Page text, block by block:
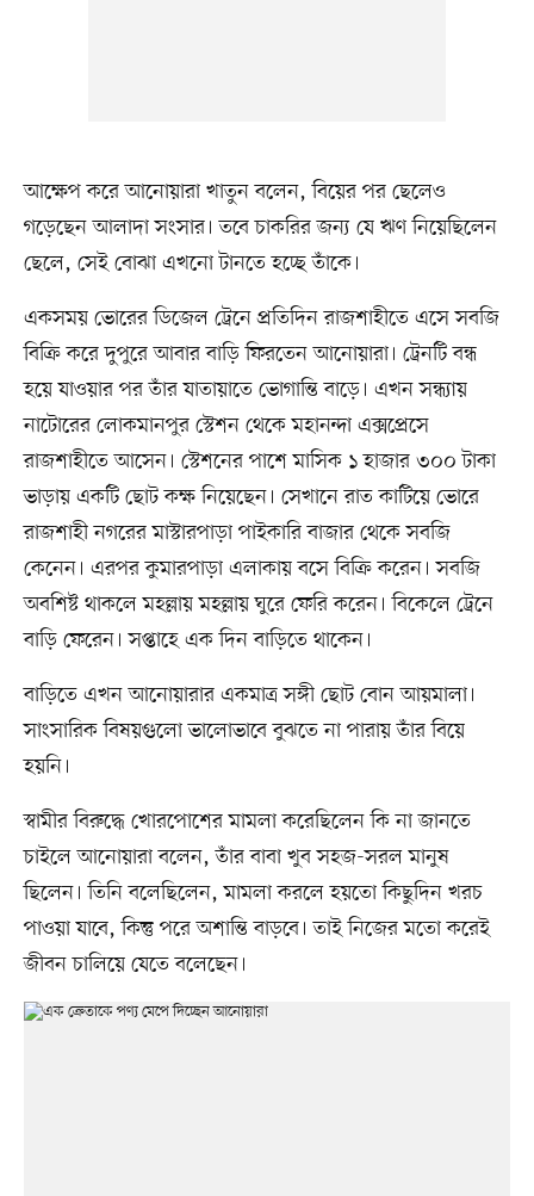
আক্ষেপ করে আনোয়ারা খাতুন বলেন, বিয়ের পর ছেলেও
গড়েছেন আলাদা সংসার। তবে চাকরির জন্য যে ঋণ নিয়েছিলেন
ছেলে, সেই বোঝা এখনো টানতে হচ্ছে তাঁকে।
একসময় ভোরের ডিজেল ট্রেনে প্রতিদিন রাজশাহীতে এসে সবজি
বিক্রি করে দুপুরে আবার বাড়ি ফিরতেন আনোয়ারা। ট্রেনটি বন্ধ
হয়ে যাওয়ার পর তাঁর যাতায়াতে ভোগান্তি বাড়ে। এখন সন্ধ্যায়
নাটোরের লোকমানপুর স্টেশন থেকে মহানন্দা এক্সপ্রেসে
রাজশাহীতে আসেন। স্টেশনের পাশে মাসিক ১ হাজার ৩০০ টাকা
ভাড়ায় একটি ছোট কক্ষ নিয়েছেন। সেখানে রাত কাটিয়ে ভোরে
রাজশাহী নগরের মাস্টারপাড়া পাইকারি বাজার থেকে সবজি
কেনেন। এরপর কুমারপাড়া এলাকায় বসে বিক্রি করেন। সবজি
অবশিষ্ট থাকলে মহল্লায় মহল্লায় ঘুরে ফেরি করেন। বিকেলে ট্রেনে
বাড়ি ফেরেন। সপ্তাহে এক দিন বাড়িতে থাকেন।
বাড়িতে এখন আনোয়ারার একমাত্র সঙ্গী ছোট বোন আয়মালা।
সাংসারিক বিষয়গুলো ভালোভাবে বুঝতে না পারায় তাঁর বিয়ে
হয়নি।
স্বামীর বিরুদ্ধে খোরপোশের মামলা করেছিলেন কি না জানতে
চাইলে আনোয়ারা বলেন, তাঁর বাবা খুব সহজ-সরল মানুষ
ছিলেন। তিনি বলেছিলেন, মামলা করলে হয়তো কিছুদিন খরচ
পাওয়া যাবে, কিন্তু পরে অশান্তি বাড়বে। তাই নিজের মতো করেই
জীবন চালিয়ে যেতে বলেছেন।